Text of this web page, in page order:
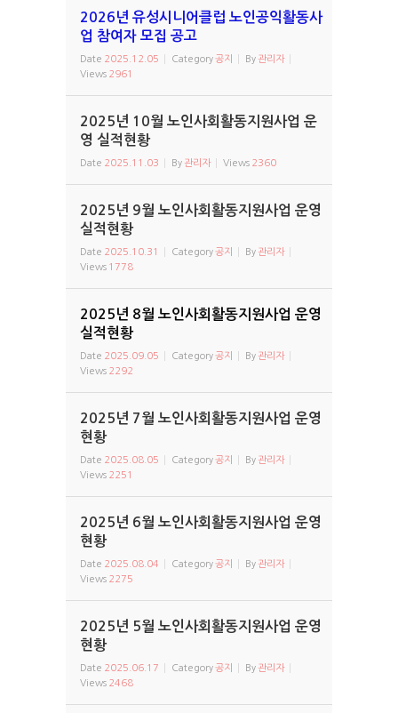
2026년 유성시니어클럽 노인공익활동사
업 참여자 모집 공고
Date 2025.12.05 Category공지 By 관리자
Views 2961
2025년 10월 노인사회활동지원사업 운
영 실적현황
Date 2025.11.03 By 관리자 Views 2360
2025년 9월 노인사회활동지원사업 운영
실적현황
Date 2025.10.31 Category공지 By 관리자
Views 1778
2025년 8월 노인사회활동지원사업 운영
실적현황
Date 2025.09.05 Category공지 By 관리자
Views 2292
2025년 7월 노인사회활동지원사업 운영
현황
Date 2025.08.05 Category공지 By 관리자
Views 2251
2025년 6월 노인사회활동지원사업 운영
현황
Date 2025.08.04 Category공지 By 관리자
Views 2275
2025년 5월 노인사회활동지원사업 운영
현황
Date 2025.06.17 Category공지 By 관리자
Views 2468